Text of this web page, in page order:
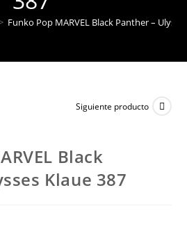
Funko Pop MARVEL Black Panther –
Siguiente producto
Black
Klaue 387